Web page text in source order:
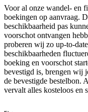
Voor al onze wandel- en
boekingen op aanvraag.
beschikbaarheid pas
voorschot ontvangen
proberen wij zo up-to-
beschikbaarheden
boeking en voorschot
bevestigd is, brengen wij
de bevestigde bestelbon.
vervalt alles kosteloos en